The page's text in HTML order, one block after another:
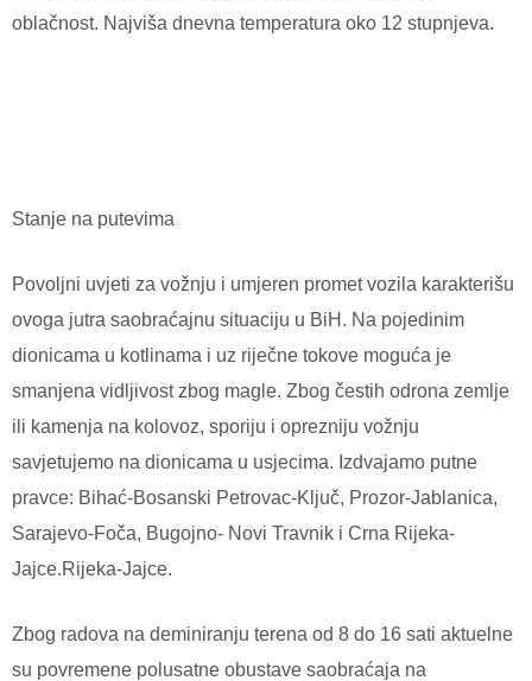
oblačnost. Najviša dnevna temperatura oko 12 stupnjeva.
Stanje na putevima
Povoljni uvjeti za vožnju i umjeren promet vozila karakterišu
ovoga jutra saobraćajnu situaciju u BiH. Na pojedinim
dionicama u kotlinama i uz riječne tokove moguća je
smanjena vidljivost zbog magle. Zbog čestih odrona zemlje
ili kamenja na kolovoz, sporiju i oprezniju vožnju
savjetujemo na dionicama u usjecima. Izdvajamo putne
pravce: Bihać-Bosanski Petrovac-Ključ, Prozor-Jablanica,
Sarajevo-Foča, Bugojno- Novi Travnik i Crna Rijeka-
Jajce.Rijeka-Jajce.
Zbog radova na deminiranju terena od 8 do 16 sati aktuelne
su povremene polusatne obustave saobraćaja na